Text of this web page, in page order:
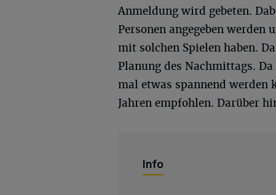
Anmeldung wird gebeten.
Personen angegeben
mit solchen Spielen haben.
Planung des Nachmittags.
mal etwas spannend
Jahren empfohlen. Darüber
Info